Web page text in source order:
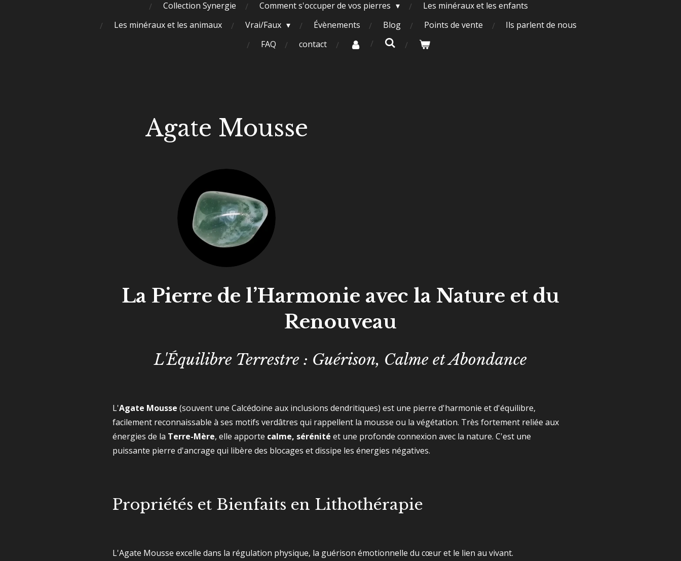
Collection Synergie
Comment s'occuper de vos pierres
Les minéraux et les enfants
Les minéraux et les animaux
Vrai/Faux Évènements Blog Points de vente
Ils parlent de nous
FAQ
contact
Agate Mousse
La Pierre de l’Harmonie avec la Nature et du
Renouveau
L'Équilibre Terrestre : Guérison, Calme et Abondance
L'Agate Mousse (souvent une Calcédoine aux inclusions dendritiques) est une pierre d'harmonie et d'équilibre,
facilement reconnaissable à ses motifs verdâtres qui rappellent la mousse ou la végétation. Très fortement reliée aux
énergies de la Terre-Mère, elle apporte calme, sérénité et une profonde connexion avec la nature. C'est une
puissante pierre d'ancrage qui libère des blocages et dissipe les énergies négatives.
Propriétés et Bienfaits en Lithothérapie
L'Agate Mousse excelle dans la régulation physique, la guérison émotionnelle du cœur et le lien au vivant.